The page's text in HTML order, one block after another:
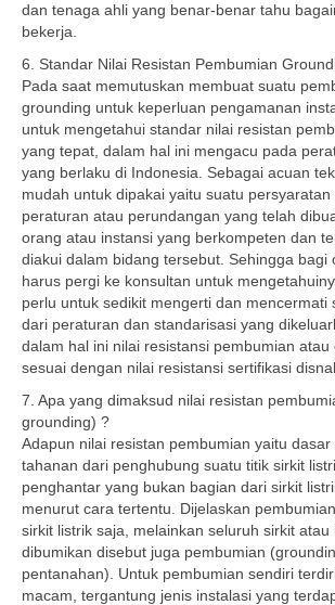
dan tenaga ahli yang benar-benar tahu
bekerja.
6. Standar Nilai Resistan Pembumian
Pada saat memutuskan membuat suatu
grounding untuk keperluan pengamanan
untuk mengetahui standar nilai resistan
yang tepat, dalam hal ini mengacu pada
yang berlaku di Indonesia. Sebagai acuan
mudah untuk dipakai yaitu suatu
peraturan atau perundangan yang telah
orang atau instansi yang berkompeten dan
diakui dalam bidang tersebut. Sehingga bagi
harus pergi ke konsultan untuk
perlu untuk sedikit mengerti dan mencermati
dari peraturan dan standarisasi yang
dalam hal ini nilai resistansi pembumian atau
sesuai dengan nilai resistansi sertifikasi
7. Apa yang dimaksud nilai resistan
grounding) ?
Adapun nilai resistan pembumian yaitu
tahanan dari penghubung suatu titik sirkit
penghantar yang bukan bagian dari sirkit
menurut cara tertentu. Dijelaskan
sirkit listrik saja, melainkan seluruh sirkit atau
dibumikan disebut juga pembumian
pentanahan). Untuk pembumian sendiri
macam, tergantung jenis instalasi yang